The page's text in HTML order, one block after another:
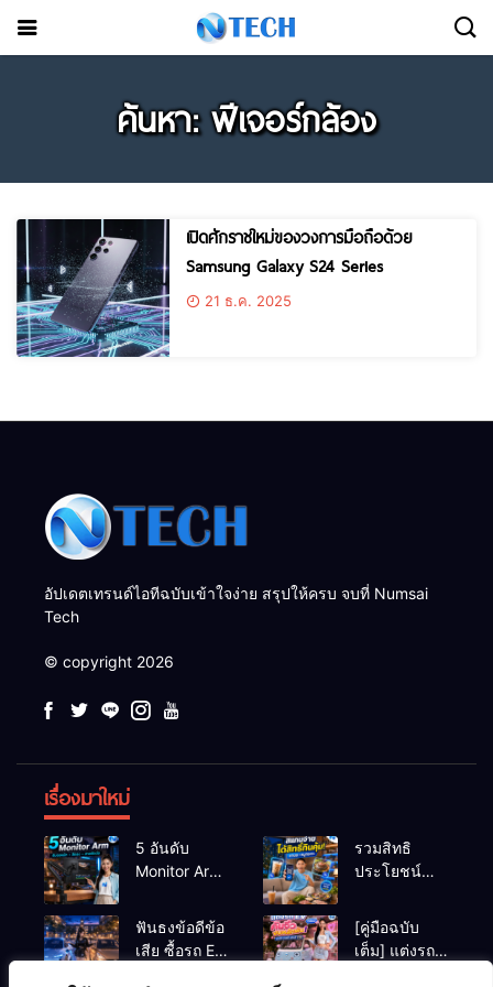
ค้นหา: ฟีเจอร์กล้อง
เปิดศักราชใหม่ของวงการมือถือด้วย
Samsung Galaxy S24 Series
21 ธ.ค. 2025
อัปเดตเทรนด์ไอทีฉบับเข้าใจง่าย สรุปให้ครบ จบที่ Numsai
Tech
© copyright 2026
เรื่องมาใหม่
5 อันดับ
Monitor Arm
แข็งแรง รับ
น้ำหนักจอ
โปรไฟล์สีตรง
รวมสิทธิ
ประโยชน์
หมูกระทะ เมื่อ
สแกนจ่ายด้วย
Virtual Bank
ฟันธงข้อดีข้อ
เสีย ซื้อรถ EV
[คู่มือฉบับ
เต็ม] แต่งรถ